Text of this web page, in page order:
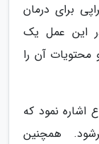
برای درمان
این عمل یک
آن را
نمود که
همچنین